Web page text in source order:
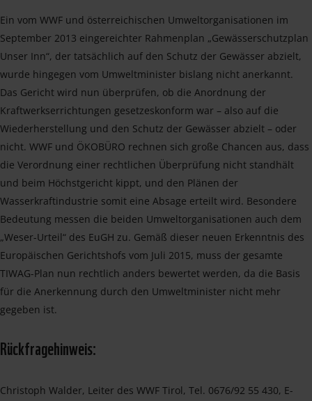
Ein vom WWF und österreichischen Umweltorganisationen im
September 2013 eingereichter Rahmenplan „Gewässerschutzplan
Unser Inn“, der tatsächlich auf den Schutz der Gewässer abzielt,
wurde hingegen vom Umweltminister bislang nicht anerkannt.
Das Gericht wird nun überprüfen, ob die Anordnung der
Kraftwerkserrichtungen gesetzeskonform war – also auf die
Wiederherstellung und den Schutz der Gewässer abzielt – oder
nicht. WWF und ÖKOBÜRO rechnen sich große Chancen aus, dass
die Verordnung einer rechtlichen Überprüfung nicht standhält
und beim Höchstgericht kippt, und den Plänen der
Wasserkraftindustrie somit eine Absage erteilt wird. Besondere
Bedeutung messen die beiden Umweltorganisationen auch dem
„Weser-Urteil“ des EuGH zu. Gemäß dieser neuen Erkenntnis des
Europäischen Gerichtshofs vom Juli 2015, muss der gesamte
TIWAG-Plan nun rechtlich anders bewertet werden, da die Basis
für die Anerkennung durch den Umweltminister nicht mehr
gegeben ist.
Rückfragehinweis:
Christoph Walder, Leiter des WWF Tirol, Tel. 0676/92 55 430, E-